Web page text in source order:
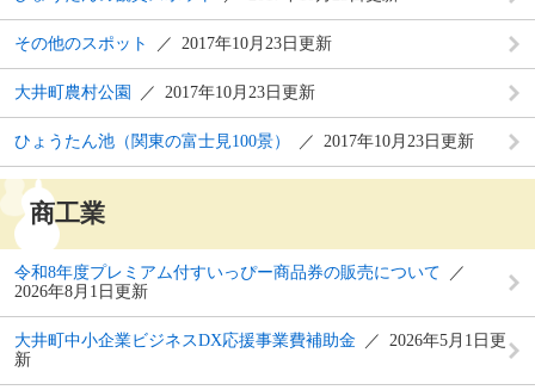
その他のスポット 2017年10月23日更新
大井町農村公園 2017年10月23日更新
ひょうたん池（関東の富士見100景） 2017年10月23日更新
商工業
令和8年度プレミアム付すいっぴー商品券の販売について
2026年8月1日更新
大井町中小企業ビジネスDX応援事業費補助金
2026年5月1日更
新